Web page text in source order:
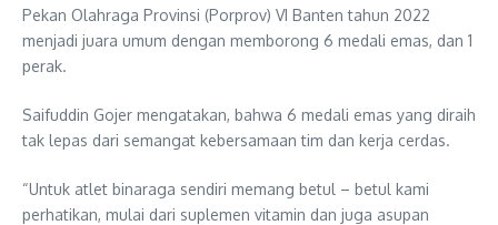
Pekan Olahraga Provinsi (Porprov) VI Banten tahun 2022
menjadi juara umum dengan memborong 6 medali emas, dan 1
perak.
Saifuddin Gojer mengatakan, bahwa 6 medali emas yang diraih
tak lepas dari semangat kebersamaan tim dan kerja cerdas.
“Untuk atlet binaraga sendiri memang betul – betul kami
perhatikan, mulai dari suplemen vitamin dan juga asupan